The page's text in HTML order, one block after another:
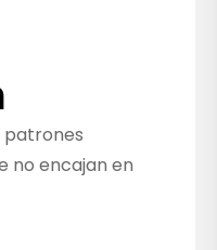
patrones
no encajan en